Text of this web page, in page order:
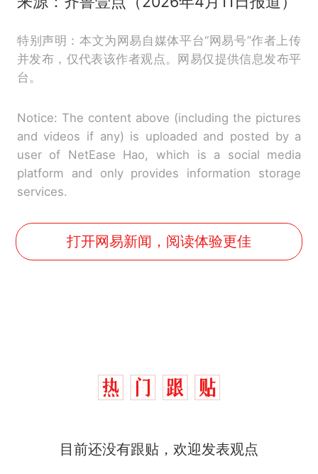
特别声明：本文为网易自媒体平台“网易号”作者上传
并发布，仅代表该作者观点。网易仅提供信息发布平
台。
Notice: The content above (including the pictures
and videos if any) is uploaded and posted by a
user of NetEase Hao, which is a social media
platform and only provides information storage
services.
打开网易新闻，阅读体验更佳
目前还没有跟贴，欢迎发表观点